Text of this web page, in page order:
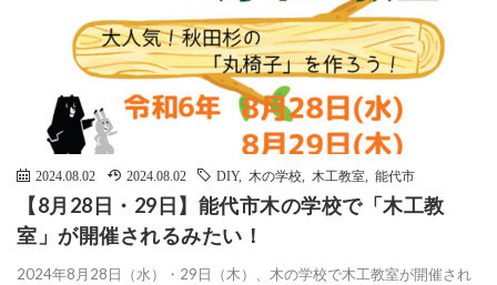
2024.08.02 2024.08.02 DIY, 木の学校 木工教室 能代市
【8月28日・29日】能代市木の学校で「木工教
室」が開催されるみたい！
2024年8月28日（水）・29日（木）、木の学校で木工教室が開催され